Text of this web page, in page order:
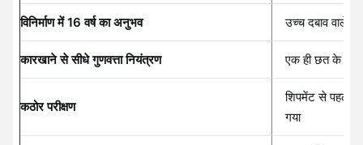
विनिर्माण में 16 वर्ष का अनुभव उच्च दबाव वाले
कारखाने से सीधे गुणवत्ता नियंत्रण एक ही छत के
कठोर परीक्षण
शिपमेंट से पहले
गया